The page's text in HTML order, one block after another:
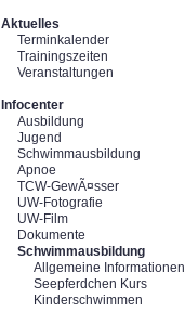
Aktuelles
Terminkalender
Trainingszeiten
Veranstaltungen
Infocenter
Ausbildung
Jugend
Schwimmausbildung
Apnoe
TCW-GewÃ¤sser
UW-Fotografie
UW-Film
Dokumente
Schwimmausbildung
Allgemeine Informationen
Seepferdchen Kurs
Kinderschwimmen